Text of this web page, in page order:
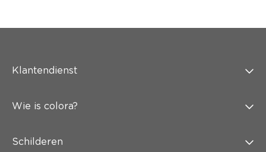
Klantendienst
Wie is colora?
Schilderen